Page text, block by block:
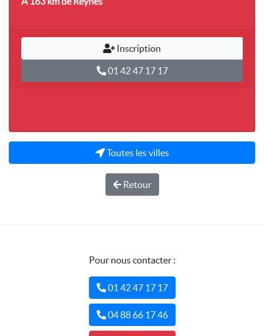
Inscription
01 42 47 17 17
Toutes les villes
Retour
Pour nous contacter :
01 42 47 17 17
04 88 66 17 46